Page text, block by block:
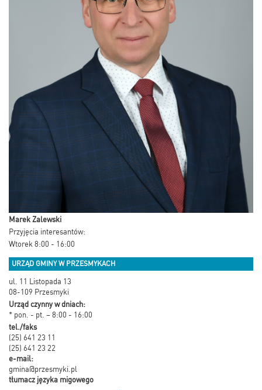
Marek Zalewski
Przyjęcia interesantów:
Wtorek 8:00 - 16:00
URZĄD GMINY W PRZESMYKACH
ul. 11 Listopada 13
08-109 Przesmyki
Urząd czynny w dniach:
* pon. - pt. – 8:00 - 16:00
tel./faks
(25) 641 23 11
(25) 641 23 22
e-mail:
gmina@przesmyki.pl
tłumacz języka migowego